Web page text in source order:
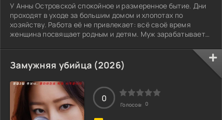
У Анны Островской спокойное и размеренное бытие. Дни
проходят в уходе за большим домом и хлопотах по
хозяйству. Работа её не привлекает: всё своё время
женщина посвящает родным и детям. Муж зарабатывает
Казалось бы, что ещё нужно для счастья? Резкий поворот
происходит, когда небесные силы внезапно обращают
внимание на Островскую. Ей выпадает судьба стать
мостом, соединяющим наш мир с иным измерением. Анна,
разумеется, не спешит делиться этим с
Замужняя убийца (2026)
0
Голосов: 0